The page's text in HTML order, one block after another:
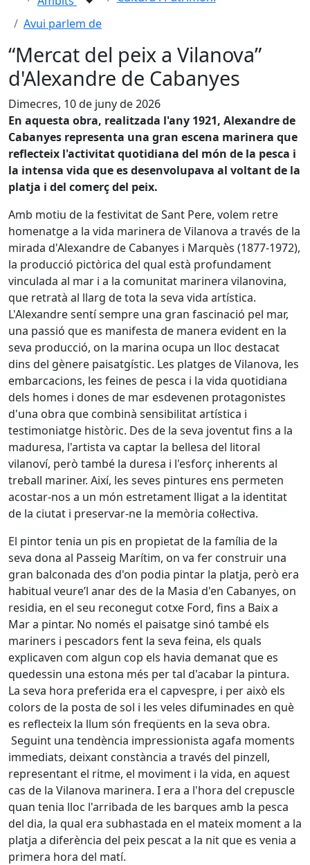
Avui parlem de
“Mercat del peix a Vilanova”
d'Alexandre de Cabanyes
Dimecres, 10 de juny de 2026
En aquesta obra, realitzada l'any 1921, Alexandre de
Cabanyes representa una gran escena marinera que
reflecteix l'activitat quotidiana del món de la pesca i
la intensa vida que es desenvolupava al voltant de la
platja i del comerç del peix.
Amb motiu de la festivitat de Sant Pere, volem retre
homenatge a la vida marinera de Vilanova a través de la
mirada d'Alexandre de Cabanyes i Marquès (1877-1972),
la producció pictòrica del qual està profundament
vinculada al mar i a la comunitat marinera vilanovina,
que retratà al llarg de tota la seva vida artística.
L'Alexandre sentí sempre una gran fascinació pel mar,
una passió que es manifesta de manera evident en la
seva producció, on la marina ocupa un lloc destacat
dins del gènere paisatgístic. Les platges de Vilanova, les
embarcacions, les feines de pesca i la vida quotidiana
dels homes i dones de mar esdevenen protagonistes
d'una obra que combinà sensibilitat artística i
testimoniatge històric. Des de la seva joventut fins a la
maduresa, l'artista va captar la bellesa del litoral
vilanoví, però també la duresa i l'esforç inherents al
treball mariner. Així, les seves pintures ens permeten
acostar-nos a un món estretament lligat a la identitat
de la ciutat i preservar-ne la memòria col·lectiva.
El pintor tenia un pis en propietat de la família de la
seva dona al Passeig Marítim, on va fer construir una
gran balconada des d'on podia pintar la platja, però era
habitual veure’l anar des de la Masia d'en Cabanyes, on
residia, en el seu reconegut cotxe Ford, fins a Baix a
Mar a pintar. No només el paisatge sinó també els
mariners i pescadors fent la seva feina, els quals
explicaven com algun cop els havia demanat que es
quedessin una estona més per tal d'acabar la pintura.
La seva hora preferida era el capvespre, i per això els
colors de la posta de sol i les veles difuminades en què
es reflecteix la llum són freqüents en la seva obra.
Seguint una tendència impressionista agafa moments
immediats, deixant constància a través del pinzell,
representant el ritme, el moviment i la vida, en aquest
cas de la Vilanova marinera. I era a l'hora del crepuscle
quan tenia lloc l'arribada de les barques amb la pesca
del dia, la qual era subhastada en el mateix moment a la
platja a diferència del peix pescat a la nit que es venia a
primera hora del matí.